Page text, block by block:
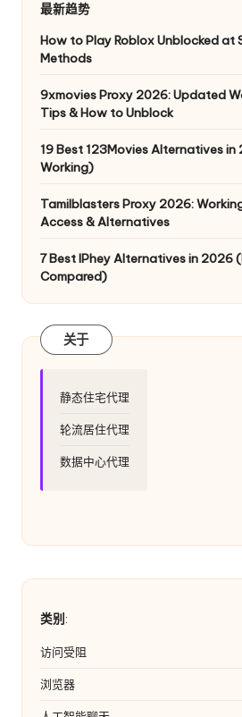
最新趋势
How to Play Roblox Unblocked at
Methods
9xmovies Proxy 2026: Updated
Tips & How to Unblock
19 Best 123Movies Alternatives in
Working)
Tamilblasters Proxy 2026:
Access & Alternatives
7 Best IPhey Alternatives in 2026
Compared)
关于
静态住宅代理
轮流居住代理
数据中心代理
类别 :
访问受阻
浏览器